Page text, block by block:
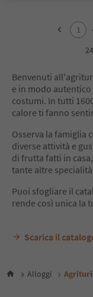
10
11
12
13
14
16
17
20
23
1
Benvenuti
e in modo
costumi. In tutti
calore ti fanno
Osserva la famiglia
diverse attività e
di frutta fatti in
tante altre
Puoi sfogliare il
rende così unica la
Scarica il
Alloggi